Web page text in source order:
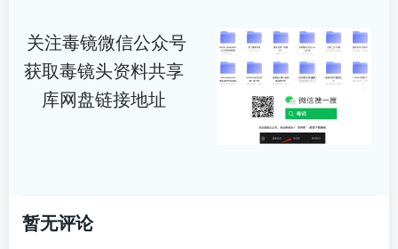
关注毒镜微信公众号
获取毒镜头资料共享
库网盘链接地址
暂无评论